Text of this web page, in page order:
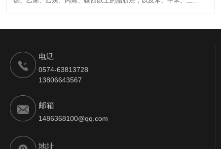
苯和乙苯等芳香烃。这些原料的来源广泛，主要来自原油、石油馏
电话
0574-63813728
13806643567
邮箱
1486368100@qq.com
地址